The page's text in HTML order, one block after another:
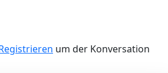
um der Konversation